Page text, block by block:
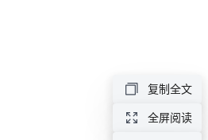
复制全文
全屏阅读